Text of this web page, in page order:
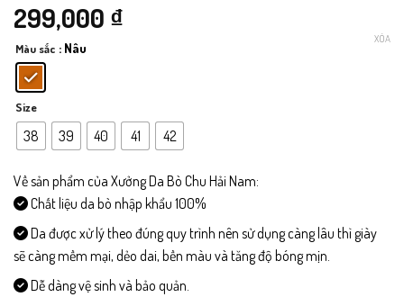
299,000 ₫
Màu sắc : Nâu
Size
38 39 40 41 42
XÓA
Về sản phẩm của Xưởng Da Bò Chu Hải Nam:
Chất liệu da bò nhập khẩu 100%
Da được xử lý theo đúng quy trình nên sử dụng càng lâu thì giày
sẽ càng mềm mại, dẻo dai, bền màu và tăng độ bóng mịn.
Dễ dàng vệ sinh và bảo quản.